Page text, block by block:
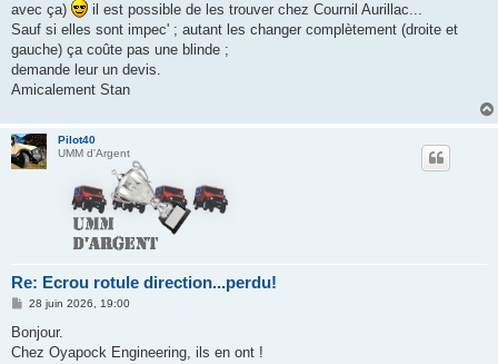
a
g
e
avec ça)
il est possible de les trouver chez Cournil Aurillac...
Sauf si elles sont impec' ; autant les changer complètement (droite et
gauche) ça coûte pas une blinde ;
demande leur un devis.
Amicalement Stan
Pilot40
UMM d'Argent
Re: Ecrou rotule direction...perdu!
M
s
a
28 juin 2026, 19:00
Bonjour.
Chez Oyapock Engineering, ils en ont !